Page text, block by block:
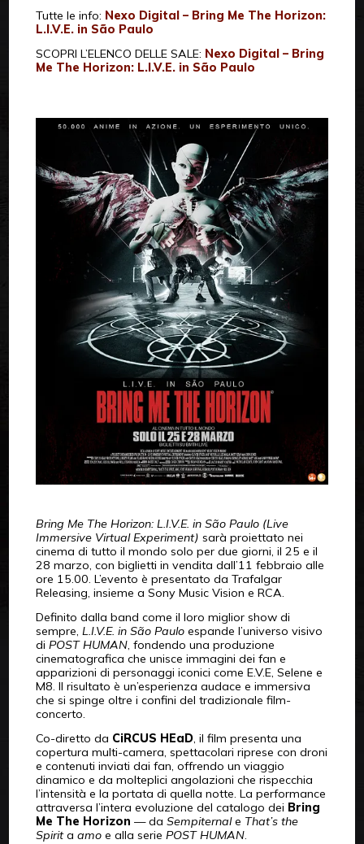
Tutte le info: Nexo Digital – Bring Me The Horizon:
L.I.V.E. in São Paulo
SCOPRI L’ELENCO DELLE SALE: Nexo Digital – Bring
Me The Horizon: L.I.V.E. in São Paulo
Bring Me The Horizon: L.I.V.E. in São Paulo (Live
Immersive Virtual Experiment) sarà proiettato nei
cinema di tutto il mondo solo per due giorni, il 25 e il
28 marzo, con biglietti in vendita dall’11 febbraio alle
ore 15.00. L’evento è presentato da Trafalgar
Releasing, insieme a Sony Music Vision e RCA.
Definito dalla band come il loro miglior show di
sempre, L.I.V.E. in São Pauloespande l’universo visivo
di POST HUMAN, fondendo una produzione
cinematografica che unisce immagini dei fan e
apparizioni di personaggi iconici come E.V.E, Selene e
M8. Il risultato è un’esperienza audace e immersiva
che si spinge oltre i confini del tradizionale film-
concerto.
Co-diretto da CiRCUS HEaD, il film presenta una
copertura multi-camera, spettacolari riprese con droni
e contenuti inviati dai fan, offrendo un viaggio
dinamico e da molteplici angolazioni che rispecchia
l’intensità e la portata di quella notte. La performance
attraversa l’intera evoluzione del catalogo dei Bring
Me The Horizon — da Sempiternale That’s the
Spirita amoe alla serie POST HUMAN.